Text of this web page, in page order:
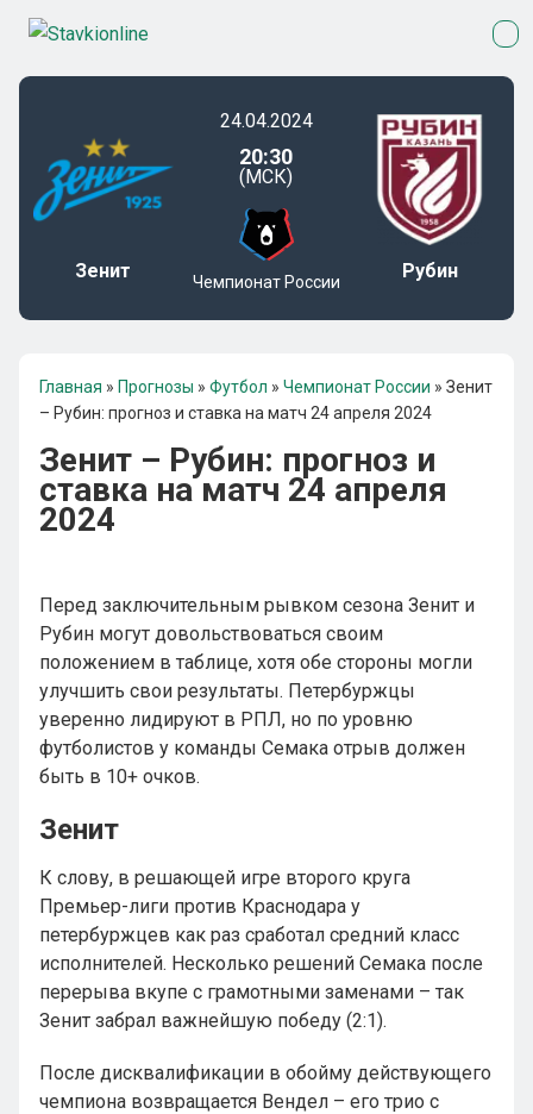
Зенит
24.04.2024
20:30
(МСК)
Чемпионат России Рубин
Главная » Прогнозы » Футбол » Чемпионат России » Зенит
– Рубин: прогноз и ставка на матч 24 апреля 2024
Зенит – Рубин: прогноз и
ставка на матч 24 апреля
2024
Перед заключительным рывком сезона Зенит и
Рубин могут довольствоваться своим
положением в таблице, хотя обе стороны могли
улучшить свои результаты. Петербуржцы
уверенно лидируют в РПЛ, но по уровню
футболистов у команды Семака отрыв должен
быть в 10+ очков.
Зенит
К слову, в решающей игре второго круга
Премьер-лиги против Краснодара у
петербуржцев как раз сработал средний класс
исполнителей. Несколько решений Семака после
перерыва вкупе с грамотными заменами – так
Зенит забрал важнейшую победу (2:1).
После дисквалификации в обойму действующего
чемпиона возвращается Вендел – его трио с